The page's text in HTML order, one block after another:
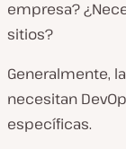
empresa?
sitios?
Generalmente,
necesitan
específicas.